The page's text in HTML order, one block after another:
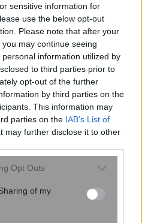
sensitive information for
use the below opt-out
Please note that after your
may continue seeing
information utilized by
to third parties prior to
opt-out of the further
by third parties on the
This information may
parties on the IAB’s List of
may further disclose it to other
uses one or more Google
behaviour. You may click to
and its third-party tags to
Opt Outs
of my
«Βουλιάζει» και
Πειραιά – Πάνω
αναχωρούν για